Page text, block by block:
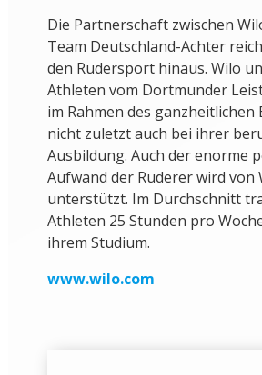
Die Partnerschaft zwischen
Team Deutschland-Achter
den Rudersport hinaus. Wilo
Athleten vom Dortmunder
im Rahmen des ganzheitlichen
nicht zuletzt auch bei ihrer
Ausbildung. Auch der enorme
Aufwand der Ruderer wird von
unterstützt. Im Durchschnitt
Athleten 25 Stunden pro
ihrem Studium.
www.wilo.com